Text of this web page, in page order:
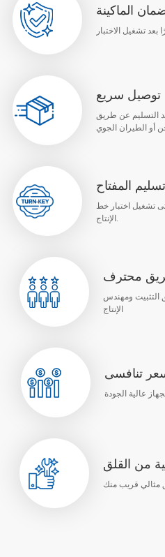
الماكينة
توصيل سريع
التسليم عن طريق
أو الطيران الجوي
المفتاح
تشغيل اختبار خط
الإنتاج.
محترف
التثبيت ومهندس
الإنتاج
تنافسى
عالية الجودة
من القلق
مثالي قريب منك